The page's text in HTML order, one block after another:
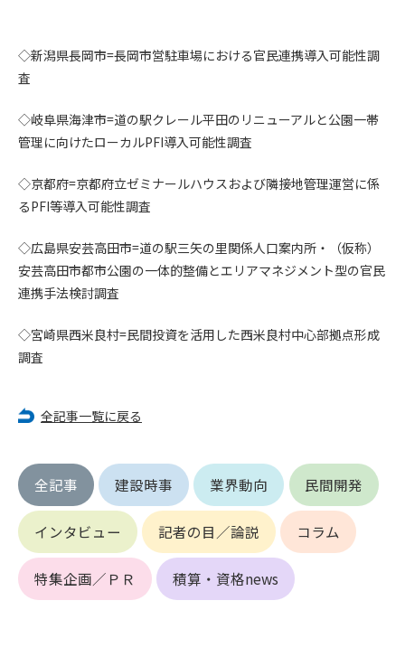
◇新潟県長岡市=長岡市営駐車場における官民連携導入可能性調
査
◇岐阜県海津市=道の駅クレール平田のリニューアルと公園一帯
管理に向けたローカルPFI導入可能性調査
◇京都府=京都府立ゼミナールハウスおよび隣接地管理運営に係
るPFI等導入可能性調査
◇広島県安芸高田市=道の駅三矢の里関係人口案内所・（仮称）
安芸高田市都市公園の一体的整備とエリアマネジメント型の官民
連携手法検討調査
◇宮崎県西米良村=民間投資を活用した西米良村中心部拠点形成
調査
全記事一覧に戻る
全記事 建設時事 業界動向 民間開発
インタビュー 記者の目／論説 コラム
特集企画／ＰＲ 積算・資格news
後、管理者がこれを承認した者をいいます。
の何れかの項目に該当することがわかった場合、その者の会
員としての権限を承認しないことがあります。
(2) 本規約に違反した場合/li>
(3) 会員申し込みの際、申告事項に虚偽があった場合
理を行わなかった場合
(5) その他管理者が会員とすることを不適当と判断した場合
2. 管理者は承認後であっても承認した会員が前項の何れかに該
ます。
用および管理について責任を負うものとします。
ん。
3. 会員は、IDおよびパスワードの管理不十分、使用上の過誤、
第三者（他の会員を含む）の使用等による損害について責任
を負うものとし、管理者は一切責任を負いません。
第6条（会員の禁止事項）
1. 会員は建設資料館WEB上で以下の行為をしないものとしま